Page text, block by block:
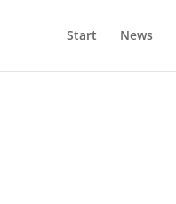
Start News